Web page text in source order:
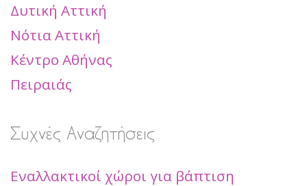
Δυτική Αττική
Νότια Αττική
Κέντρο Αθήνας
Πειραιάς
Συχνές Αναζητήσεις
Εναλλακτικοί χώροι για βάπτιση